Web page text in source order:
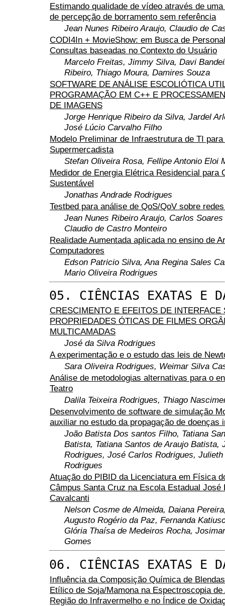
Estimando qualidade de vídeo através de
de percepção de borramento sem referência
Jean Nunes Ribeiro Araujo, Claudio de
CODI4In + MovieShow: em Busca de
Consultas baseadas no Contexto do Usuário
Marcelo Freitas, Jimmy Silva, Davi
Ribeiro, Thiago Moura, Damires Souza
SOFTWARE DE ANÁLISE ESCOLIÓTICA
PROGRAMAÇÃO EM C++ E
DE IMAGENS
Jorge Henrique Ribeiro da Silva, Jardel
José Lúcio Carvalho Filho
Modelo Preliminar de Infraestrutura de TI
Supermercadista
Stefan Oliveira Rosa, Fellipe Antonio Eloi
Medidor de Energia Elétrica Residencial para
Sustentável
Jonathas Andrade Rodrigues
Testbed para análise de QoS/QoV sobre
Jean Nunes Ribeiro Araujo, Carlos
Claudio de Castro Monteiro
Realidade Aumentada aplicada no ensino de
Computadores
Edson Patricio Silva, Ana Regina Sales
Mario Oliveira Rodrigues
05. CIÊNCIAS EXATAS E
CRESCIMENTO E EFEITOS DE INTERFACE
PROPRIEDADES ÓTICAS DE FILMES
MULTICAMADAS
José da Silva Rodrigues
A experimentação e o estudo das leis de
Sara Oliveira Rodrigues, Weimar Silva
Análise de metodologias alternativas para o
Teatro
Dalila Teixeira Rodrigues, Thiago
Desenvolvimento de software de simulação
auxiliar no estudo da propagação de doenças
João Batista Dos santos Filho, Tatiana
Batista, Tatiana Santos de Araujo Batista,
Rodrigues, José Carlos Rodrigues, Julieth
Rodrigues
Atuação do PIBID da Licenciatura em Física
Câmpus Santa Cruz na Escola Estadual José
Cavalcanti
Nelson Cosme de Almeida, Daiana
Augusto Rogério da Paz, Fernanda
Glória Thaísa de Medeiros Rocha,
Gomes
06. CIÊNCIAS EXATAS E
Influência da Composição Química de
Etílico de Soja/Mamona na Espectroscopia de
Região do Infravermelho e no Índice de